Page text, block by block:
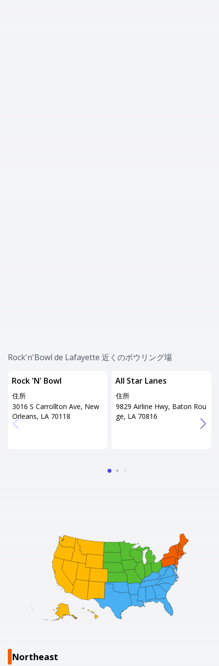
Rock'n'Bowl de Lafayette 近くのボウリング場
Rock 'N' Bowl
住所
3016 S Carrollton Ave, New
Orleans, LA 70118
All Star Lanes
住所
9829 Airline Hwy, Baton Rou
ge, LA 70816
Northeast